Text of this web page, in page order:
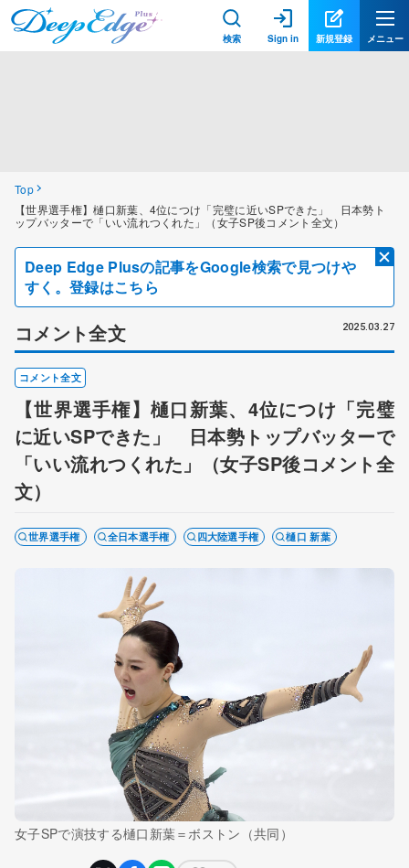
検索 Sign in 新規登録 メニュー
Top
【世界選手権】樋口新葉、4位につけ「完璧に近いSPできた」 日本勢ト
ップバッターで「いい流れつくれた」（女子SP後コメント全文）
Deep Edge Plusの記事をGoogle検索で見つけや
すく。登録はこちら
コメント全文 2025.03.27
コメント全文
【世界選手権】樋口新葉、4位につけ「完璧
に近いSPできた」 日本勢トップバッターで
「いい流れつくれた」（女子SP後コメント全
文）
世界選手権 全日本選手権 四大陸選手権 樋口 新葉
女子SPで演技する樋口新葉＝ボストン（共同）